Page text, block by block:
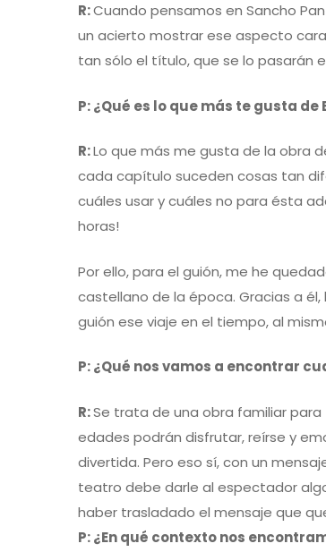
Panza
cuente
la
historia”
R:Cuando pensamos en Sancho
un acierto mostrar ese aspecto
tan sólo el título, que se lo pasarán
P: ¿Qué es lo que más te gusta de
R:Lo que más me gusta de la obra
cada capítulo suceden cosas tan
cuáles usar y cuáles no para ésta
horas!
Por ello, para el guión, me he
castellano de la época. Gracias a
guión ese viaje en el tiempo, al
P: ¿Qué nos vamos a encontrar
R:Se trata de una obra familiar
edades podrán disfrutar, reírse y
divertida. Pero eso sí, con un
teatro debe darle al espectador
haber trasladado el mensaje que
P: ¿En qué contexto nos